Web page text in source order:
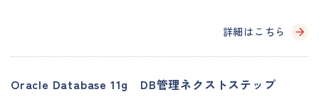
詳細はこちら
Oracle Database 11g DB管理ネクストステップ